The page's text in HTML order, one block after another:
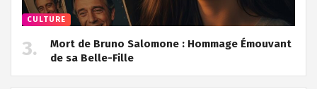
CULTURE
Mort de Bruno Salomone : Hommage Émouvant
de sa Belle-Fille